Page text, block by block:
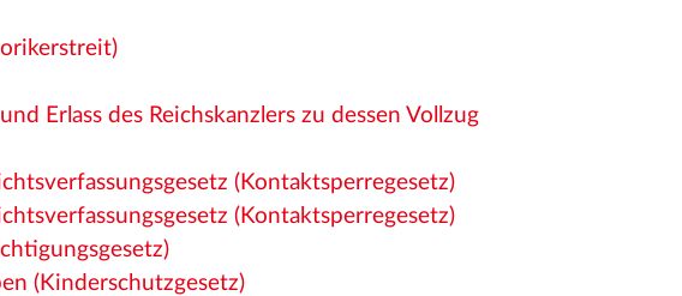
Erlass des Reichskanzlers zu dessen Vollzug
(Kontaktsperregesetz)
(Kontaktsperregesetz)
(Kinderschutzgesetz)